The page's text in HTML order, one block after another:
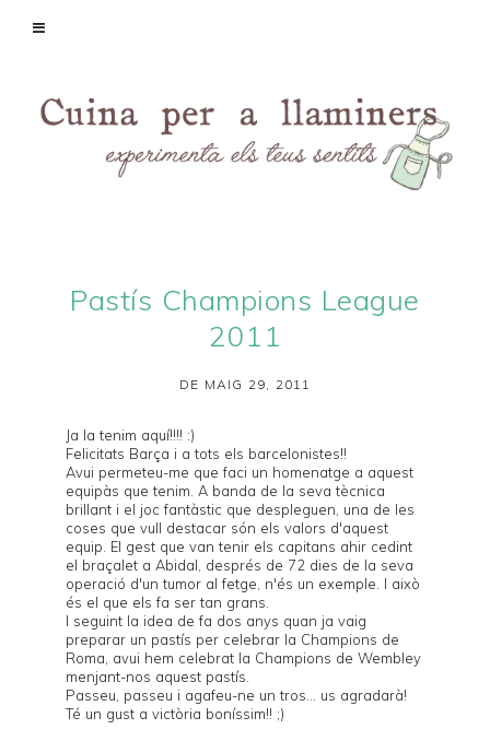
Pastís Champions League
2011
DE MAIG 29, 2011
Ja la tenim aquí!!!! :)
Felicitats Barça i a tots els barcelonistes!!
Avui permeteu-me que faci un homenatge a aquest
equipàs que tenim. A banda de la seva tècnica
brillant i el joc fantàstic que despleguen, una de les
coses que vull destacar són els valors d'aquest
equip. El gest que van tenir els capitans ahir cedint
el braçalet a Abidal, després de 72 dies de la seva
operació d'un tumor al fetge, n'és un exemple. I això
és el que els fa ser tan grans.
I seguint la idea de fa dos anys quan ja vaig
preparar un pastís per celebrar la Champions de
Roma, avui hem celebrat la Champions de Wembley
menjant-nos aquest pastís.
Passeu, passeu i agafeu-ne un tros... us agradarà!
Té un gust a victòria boníssim!! ;)